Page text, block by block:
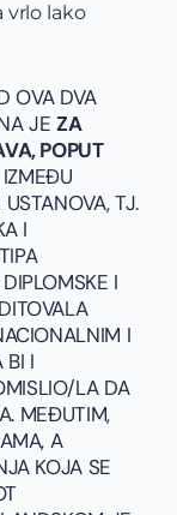
vrlo lako
OVA DVA
JEZA
POPUT
TJ.
I
I
I
BI I
LA DA
MEĐUTIM,
A
KOJA SE